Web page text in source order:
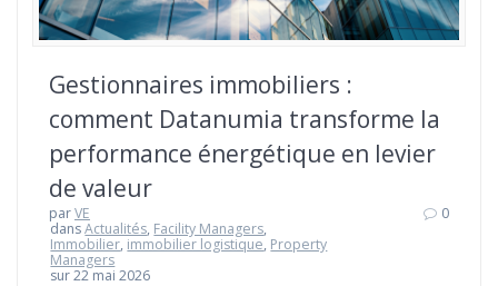
Gestionnaires immobiliers :
comment Datanumia transforme la
performance énergétique en levier
de valeur
parVE
dansActualités, Facility Managers,
Immobilier, immobilier logistique, Property
Managers
sur 22 mai 2026
0